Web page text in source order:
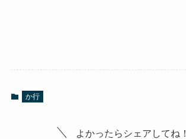
か行
よかったらシェアしてね！